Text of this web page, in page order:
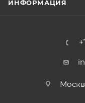
ИНФОРМАЦИЯ